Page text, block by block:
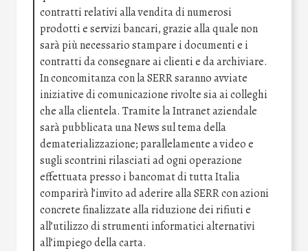
contratti relativi alla vendita di numerosi
prodotti e servizi bancari, grazie alla quale non
sarà più necessario stampare i documenti e i
contratti da consegnare ai clienti e da archiviare.
In concomitanza con la SERR saranno avviate
iniziative di comunicazione rivolte sia ai colleghi
che alla clientela. Tramite la Intranet aziendale
sarà pubblicata una News sul tema della
dematerializzazione; parallelamente a video e
sugli scontrini rilasciati ad ogni operazione
effettuata presso i bancomat di tutta Italia
comparirà l’invito ad aderire alla SERR con azioni
concrete finalizzate alla riduzione dei rifiuti e
all’utilizzo di strumenti informatici alternativi
all’impiego della carta.